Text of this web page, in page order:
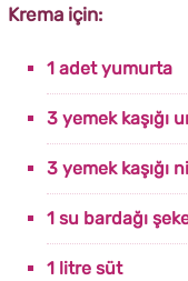
Krema için:
1 adet yumurta
3 yemek kaşığı
3 yemek kaşığı
1 su bardağı
1 litre süt